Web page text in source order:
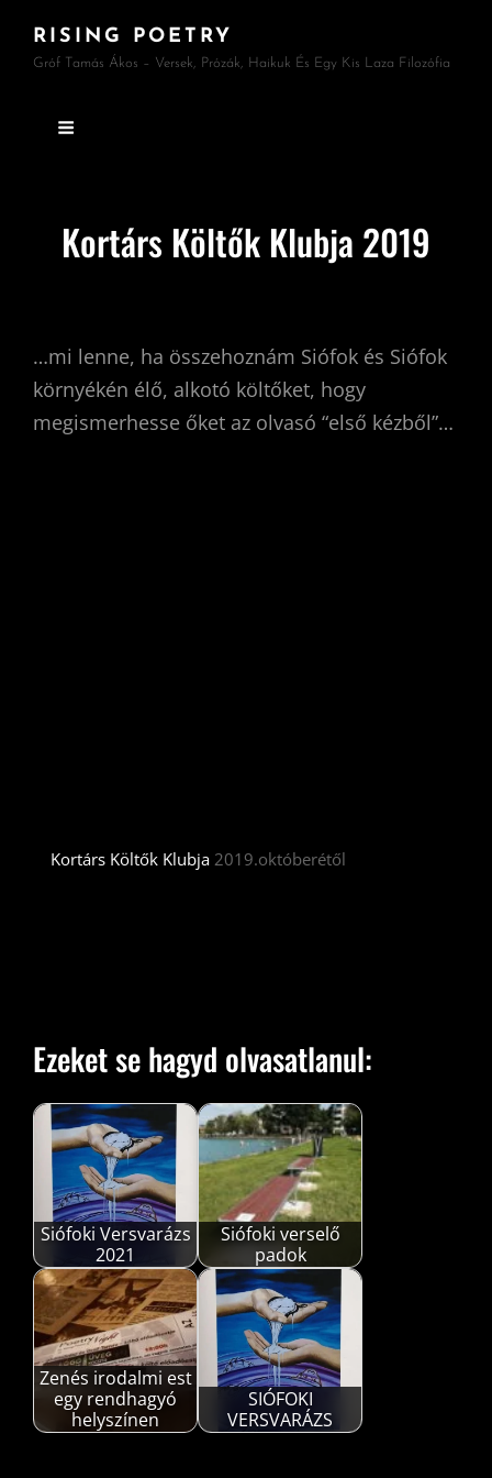
RISING POETRY
Gróf Tamás Ákos – Versek, Prózák, Haikuk És Egy Kis Laza Filozófia
Kortárs Költők Klubja 2019
…mi lenne, ha összehoznám Siófok és Siófok
környékén élő, alkotó költőket, hogy
megismerhesse őket az olvasó “első kézből”…
Kortárs Költők Klubja2019.októberétől
Ezeket se hagyd olvasatlanul:
Siófoki Versvarázs
2021
Siófoki verselő
padok
Zenés irodalmi est
egy rendhagyó
helyszínen
SIÓFOKI
VERSVARÁZS